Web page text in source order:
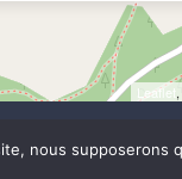
Leaflet
nous supposerons